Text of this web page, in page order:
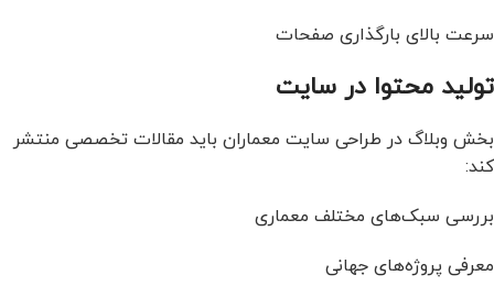
سرعت بالای بارگذاری صفحات
تولید محتوا در سایت
بخش وبلاگ در طراحی سایت معماران باید مقالات تخصصی منتشر
کند:
بررسی سبک‌های مختلف معماری
معرفی پروژه‌های جهانی